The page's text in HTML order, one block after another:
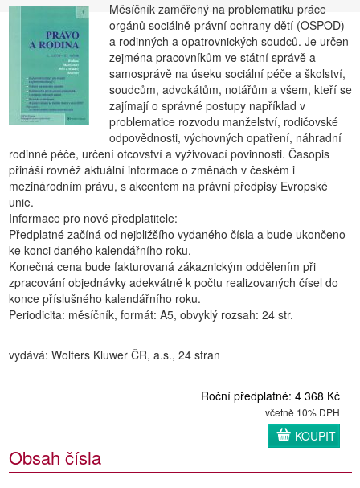
Měsíčník zaměřený na problematiku práce
orgánů sociálně-právní ochrany dětí (OSPOD)
a rodinných a opatrovnických soudců. Je určen
zejména pracovníkům ve státní správě a
samosprávě na úseku sociální péče a školství,
soudcům, advokátům, notářům a všem, kteří se
zajímají o správné postupy například v
problematice rozvodu manželství, rodičovské
odpovědnosti, výchovných opatření, náhradní
rodinné péče, určení otcovství a vyživovací povinnosti. Časopis
přináší rovněž aktuální informace o změnách v českém i
mezinárodním právu, s akcentem na právní předpisy Evropské
unie.
Informace pro nové předplatitele:
Předplatné začíná od nejbližšího vydaného čísla a bude ukončeno
ke konci daného kalendářního roku.
Konečná cena bude fakturovaná zákaznickým oddělením při
zpracování objednávky adekvátně k počtu realizovaných čísel do
konce příslušného kalendářního roku.
Periodicita: měsíčník, formát: A5, obvyklý rozsah: 24 str.
vydává: Wolters Kluwer ČR, a.s., 24 stran
Roční předplatné: 4 368 Kč
včetně 10% DPH
KOUPIT
Obsah čísla